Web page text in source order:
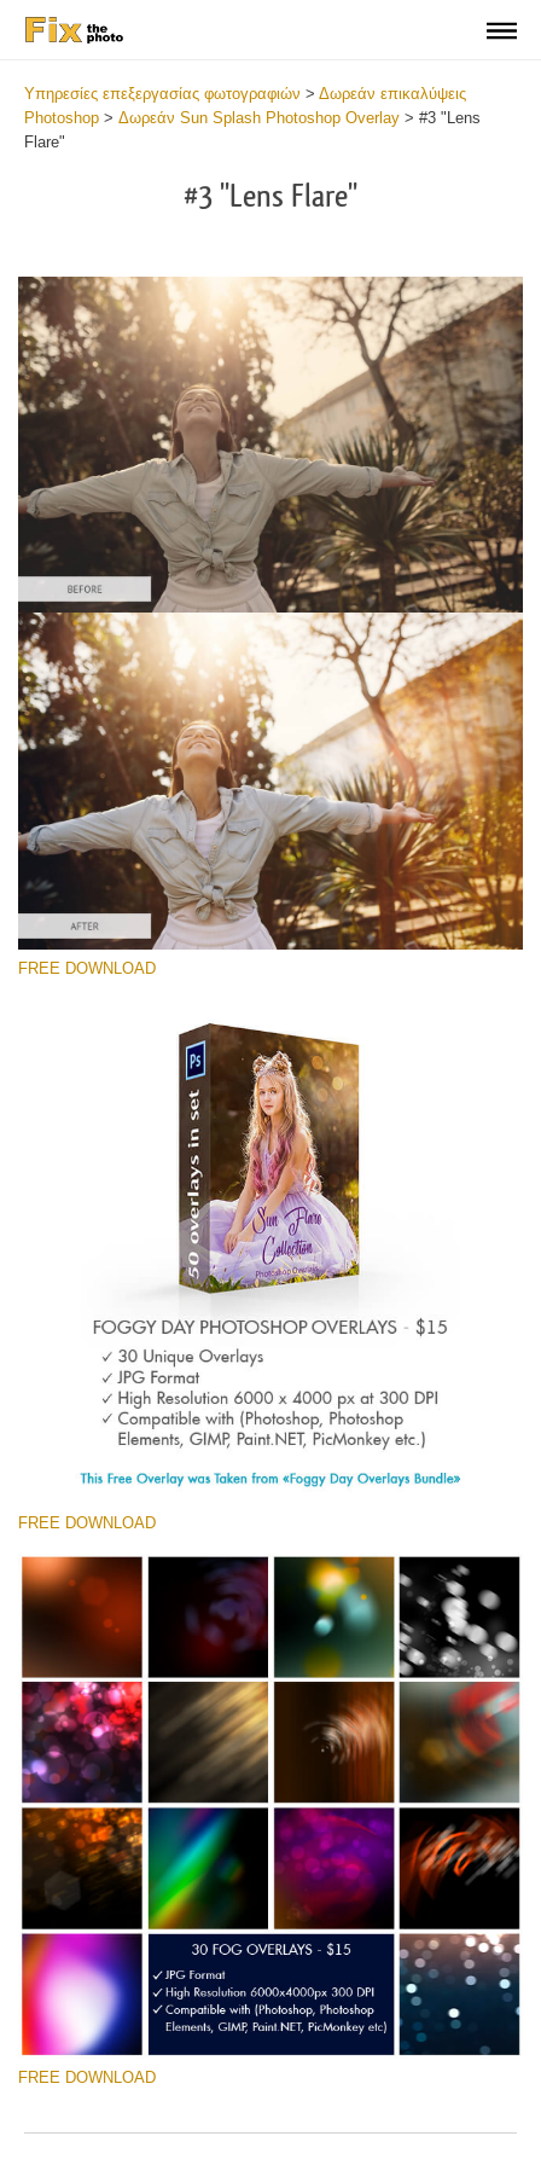
Υπηρεσίες επεξεργασίας φωτογραφιών > Δωρεάν επικαλύψεις
Photoshop > Δωρεάν Sun Splash Photoshop Overlay > #3 "Lens
Flare"
#3 "Lens Flare"
Please select
Free Photoshop Overlay #3
Small 800*533px
Sun Flares
(50 Overlays)
Large 6000*4000px
Large 6000*4000px
Large 6000*4000px
Free download
FREE DOWNLOAD
FREE DOWNLOAD
FREE DOWNLOAD